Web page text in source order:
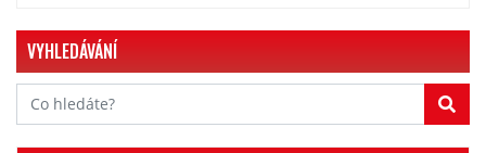
VYHLEDÁVÁNÍ